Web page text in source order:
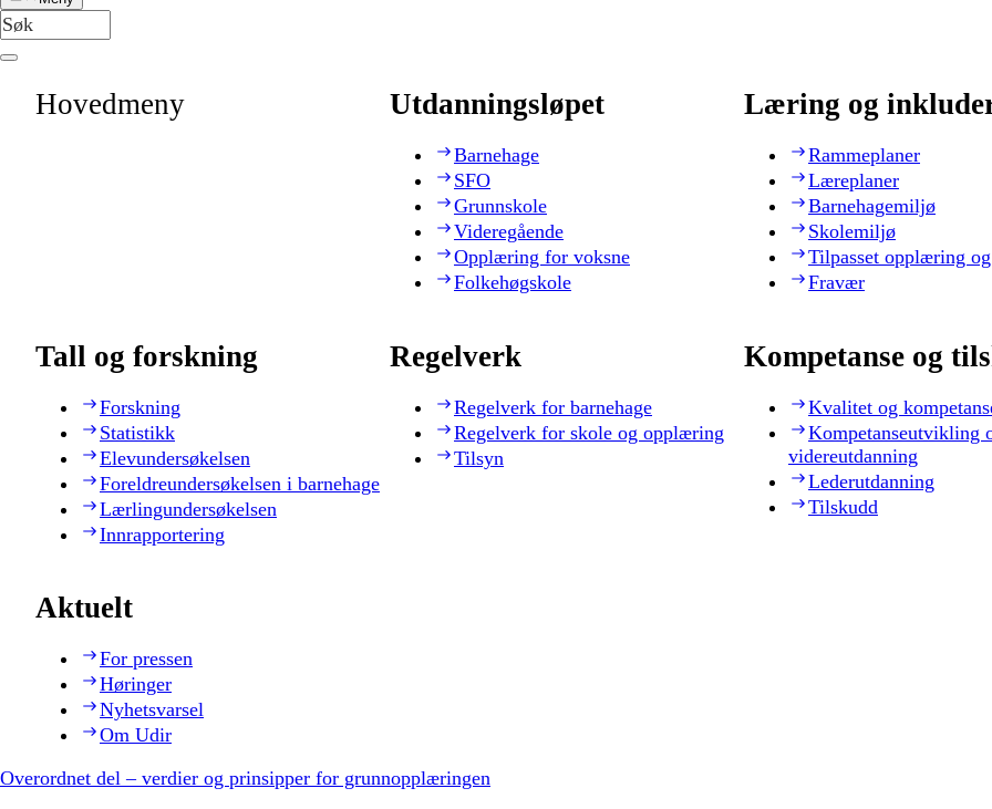
Hovedmeny Utdanningsløpet
Barnehage
SFO
Grunnskole
Videregående
Opplæring for voksne
Folkehøgskole
Læring og
Rammeplaner
Læreplaner
Barnehagemiljø
Skolemiljø
Tilpasset opplæring
Fravær
Tall og forskning
Forskning
Statistikk
Elevundersøkelsen
Foreldreundersøkelsen i barnehage
Lærlingundersøkelsen
Innrapportering
Regelverk
Regelverk for barnehage
Regelverk for skole og opplæring
Tilsyn
Kompetanse og
Kvalitet og
Kompetanseutvikling
videreutdanning
Lederutdanning
Tilskudd
Aktuelt
For pressen
Høringer
Nyhetsvarsel
Om Udir
Overordnet del – verdier og prinsipper for grunnopplæringen